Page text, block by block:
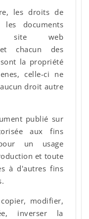
les droits de
les documents
site web
et chacun des
la propriété
celle-ci ne
droit autre
publié sur
aux fins
un usage
et toute
à d'autres fins
modifier,
inverser la